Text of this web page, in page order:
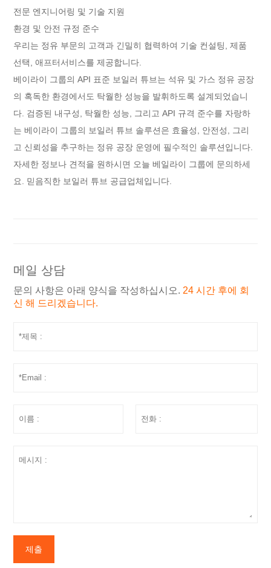
전문 엔지니어링 및 기술 지원
환경 및 안전 규정 준수
우리는 정유 부문의 고객과 긴밀히 협력하여 기술 컨설팅, 제품
선택, 애프터서비스를 제공합니다.
베이라이 그룹의 API 표준 보일러 튜브는 석유 및 가스 정유 공장
의 혹독한 환경에서도 탁월한 성능을 발휘하도록 설계되었습니
다. 검증된 내구성, 탁월한 성능, 그리고 API 규격 준수를 자랑하
는 베이라이 그룹의 보일러 튜브 솔루션은 효율성, 안전성, 그리
고 신뢰성을 추구하는 정유 공장 운영에 필수적인 솔루션입니다.
자세한 정보나 견적을 원하시면 오늘 베일라이 그룹에 문의하세
요. 믿음직한 보일러 튜브 공급업체입니다.
메일 상담
문의 사항은 아래 양식을 작성하십시오. 24 시간 후에 회
신 해 드리겠습니다.
제출